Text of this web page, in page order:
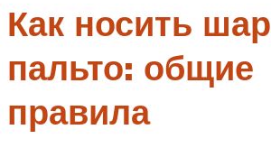
Как носить
пальто: общие
правила